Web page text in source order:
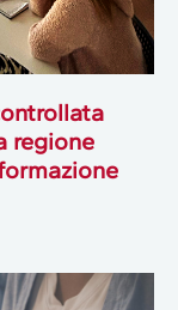
regione